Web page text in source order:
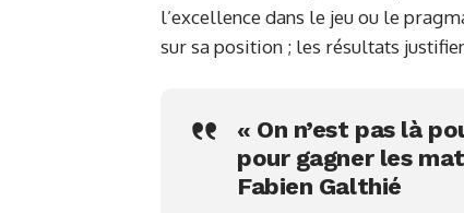
l’excellence dans le jeu ou le
sur sa position ; les résultats
« On n’est pas là
pour gagner les
Fabien Galthié